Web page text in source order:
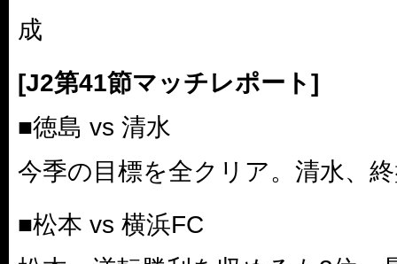
成
[J2第41節マッチレポート]
■徳島 vs 清水
今季の目標を全クリア。清水、
■松本 vs 横浜FC